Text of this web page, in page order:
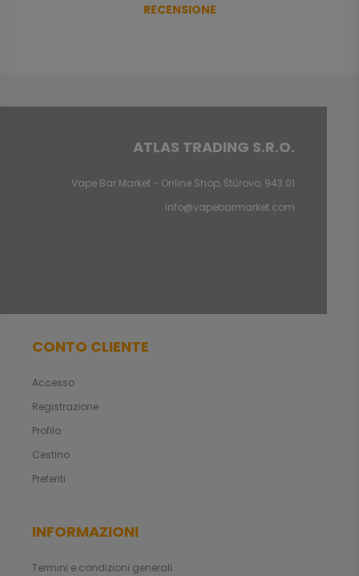
RECENSIONE
ATLAS TRADING S.R.O.
Vape Bar Market - Online Shop, Štúrovo, 943 01
info@vapebarmarket.com
CONTO CLIENTE
Accesso
Registrazione
Profilo
Cestino
Preferiti
INFORMAZIONI
Termini e condizioni generali